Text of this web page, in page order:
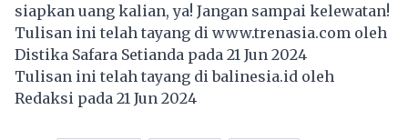
siapkan uang kalian, ya! Jangan sampai kelewatan!
Tulisan ini telah tayang di www.trenasia.com oleh
Distika Safara Setianda pada 21 Jun 2024
Tulisan ini telah tayang dibalinesia.id oleh
Redaksi pada 21 Jun 2024